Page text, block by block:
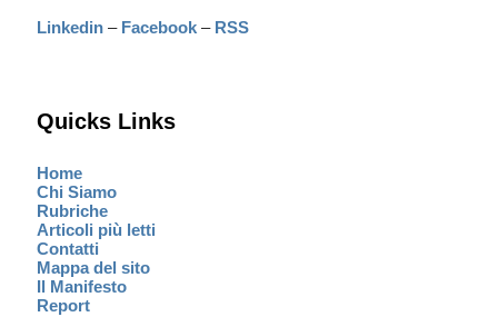
Linkedin – Facebook – RSS
Quicks Links
Home
Chi Siamo
Rubriche
Articoli più letti
Contatti
Mappa del sito
Il Manifesto
Report